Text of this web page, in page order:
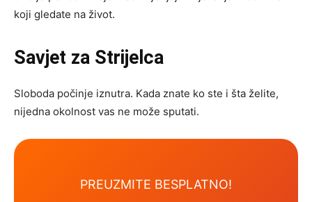
koji gledate na život.
Savjet za Strijelca
Sloboda počinje iznutra. Kada znate ko ste i šta želite,
nijedna okolnost vas ne može sputati.
PREUZMITE BESPLATNO!